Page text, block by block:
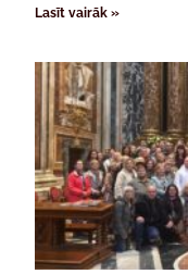
Lasīt vairāk »